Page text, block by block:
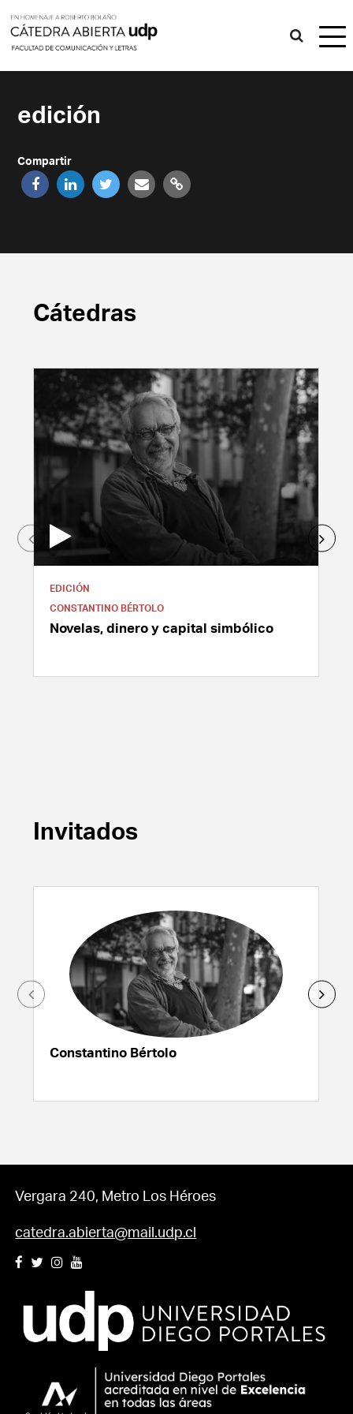
edición
Compartir
Cátedras
EDICIÓN
CONSTANTINO BÉRTOLO
Novelas, dinero y capital simbólico
Invitados
Constantino Bértolo
Vergara 240, Metro Los Héroes
catedra.abierta@mail.udp.cl